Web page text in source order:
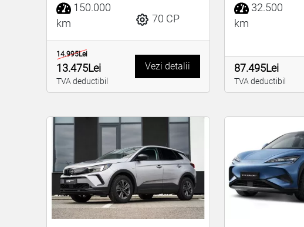
150.000
km
70 CP
14.995Lei
13.475Lei
TVA deductibil
Vezi detalii
32.500
km
87.495Lei
TVA deductibil